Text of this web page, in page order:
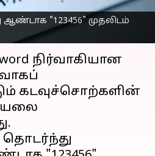
"123456" முதலிடம்
நிர்வாகியான
கடவுச்சொற்களின்
தொடர்ந்து